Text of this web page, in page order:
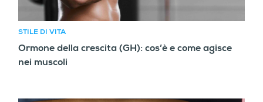
STILE DI VITA
Ormone della crescita (GH): cos’è e come agisce
nei muscoli